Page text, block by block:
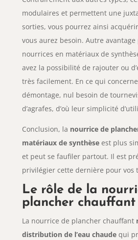
modulaires et permettent une
sorties, vous pourrez ainsi
vous aurez besoin. Autre avantage
nourrices en matériaux de
avez la possibilité de rajouter ou
très facilement. En ce qui
démontage, nul besoin de
d’agrafes, d’où leur simplicité
Conclusion, la nourrice de
matériaux de synthèseest plus
et peut se faufiler partout. Il est
privilégier cette dernière pour vos
Le rôle de la
plancher chauffant
La nourrice de plancher chauffant
distribution de l’eau chaudequi